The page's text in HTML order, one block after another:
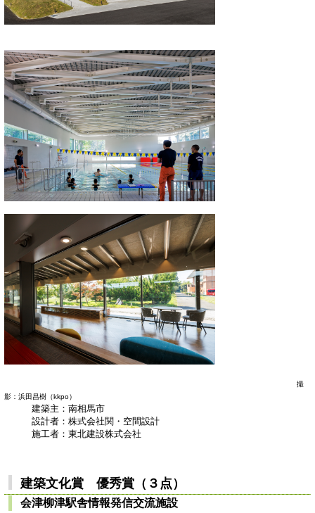
撮
影：浜田昌樹（kkpo）
建築主：南相馬市
設計者：株式会社関・空間設計
施工者：東北建設株式会社
建築文化賞 優秀賞（３点）
会津柳津駅舎情報発信交流施設